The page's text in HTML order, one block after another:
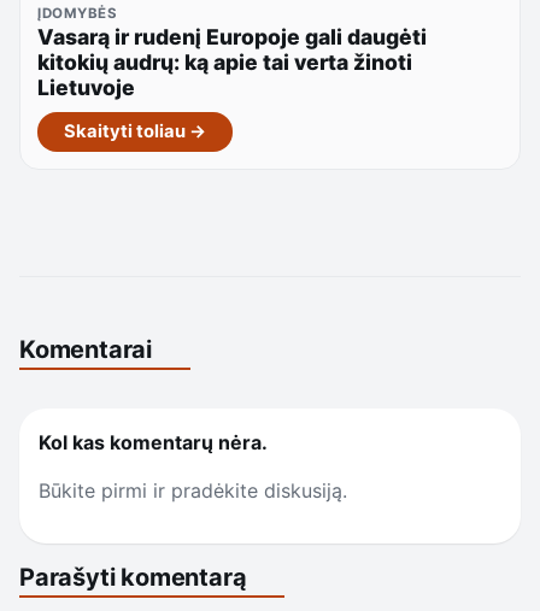
ĮDOMYBĖS
Vasarą ir rudenį Europoje gali daugėti
kitokių audrų: ką apie tai verta žinoti
Lietuvoje
Skaityti toliau →
Komentarai
Kol kas komentarų nėra.
Būkite pirmi ir pradėkite diskusiją.
Parašyti komentarą